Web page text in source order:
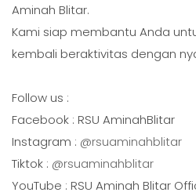
Aminah Blitar.
Kami siap membantu Anda
kembali beraktivitas dengan
Follow us :
Facebook : RSU AminahBlitar
Instagram : @rsuaminahblitar
Tiktok : @rsuaminahblitar
YouTube : RSU Aminah Blitar